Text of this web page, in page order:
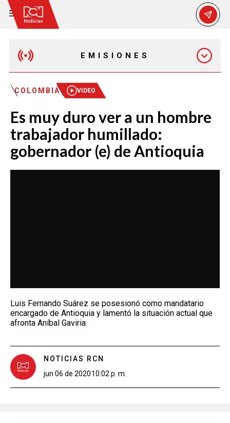
EMISIONES
MAÑANA EXPRESS
EMISIÓN 12:30 PM
EMISIÓN 7:00 PM
COLOMBIA VIDEO
Es muy duro ver a un hombre
trabajador humillado:
gobernador (e) de Antioquia
Luis Fernando Suárez se posesionó como mandatario
encargado de Antioquia y lamentó la situación actual que
afronta Aníbal Gaviria.
NOTICIAS RCN
jun 06 de 202010:02 p. m.